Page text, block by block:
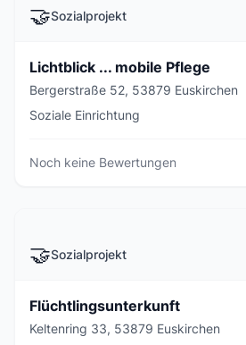
🤝Sozialprojekt
Lichtblick ... mobile Pflege
Bergerstraße 52, 53879 Euskirchen
Soziale Einrichtung
Noch keine Bewertungen
🤝Sozialprojekt
Flüchtlingsunterkunft
Keltenring 33, 53879 Euskirchen